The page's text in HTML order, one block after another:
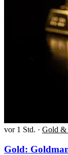
vor 1 Std. · Gold &
Gold: